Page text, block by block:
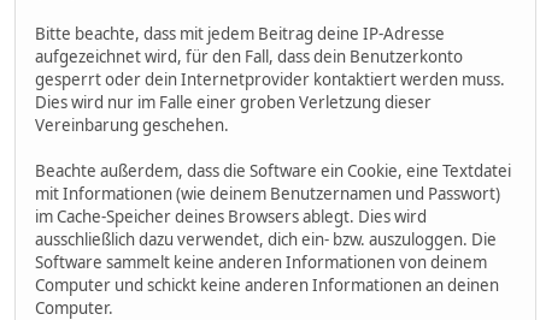
Bitte beachte, dass mit jedem Beitrag deine IP-Adresse
aufgezeichnet wird, für den Fall, dass dein Benutzerkonto
gesperrt oder dein Internetprovider kontaktiert werden muss.
Dies wird nur im Falle einer groben Verletzung dieser
Vereinbarung geschehen.
Beachte außerdem, dass die Software ein Cookie, eine Textdatei
mit Informationen (wie deinem Benutzernamen und Passwort)
im Cache-Speicher deines Browsers ablegt. Dies wird
ausschließlich dazu verwendet, dich ein- bzw. auszuloggen. Die
Software sammelt keine anderen Informationen von deinem
Computer und schickt keine anderen Informationen an deinen
Computer.